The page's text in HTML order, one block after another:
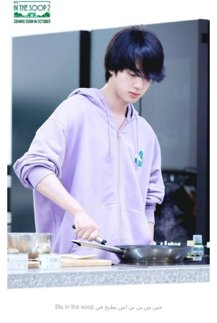
جين من بي تي اس يطبخ في Bts in the soop